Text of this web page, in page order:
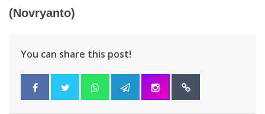
(Novryanto)
You can share this post!